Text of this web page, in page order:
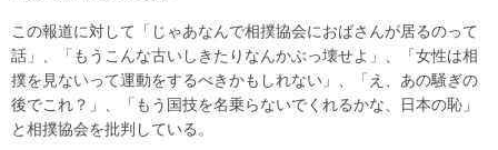
この報道に対して「じゃあなんで相撲協会におばさんが居るのって
話」、「もうこんな古いしきたりなんかぶっ壊せよ」、「女性は相
撲を見ないって運動をするべきかもしれない」、「え、あの騒ぎの
後でこれ？」、「もう国技を名乗らないでくれるかな、日本の恥」
と相撲協会を批判している。